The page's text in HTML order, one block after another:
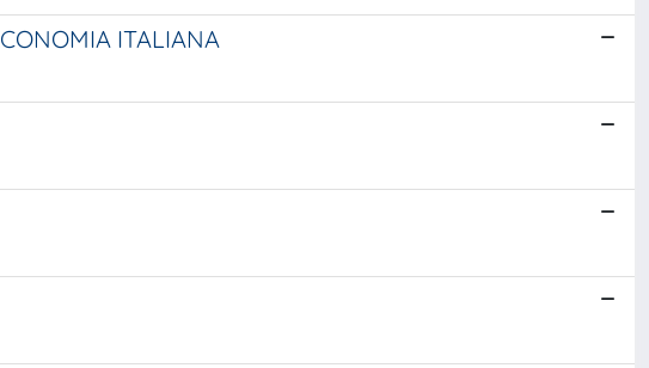
ITALIANA